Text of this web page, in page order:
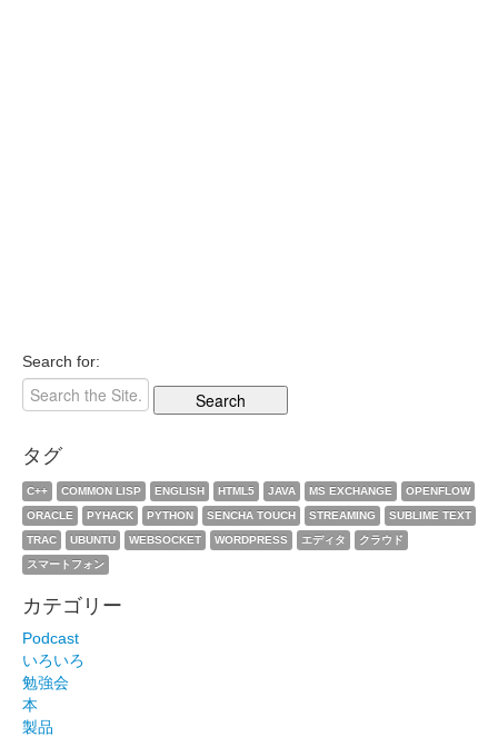
Search for:
タグ
C++ COMMON LISP ENGLISH HTML5 JAVA MS EXCHANGE
OPENFLOW
ORACLE
PYHACK PYTHON SENCHA TOUCH STREAMING
SUBLIME TEXT
TRAC
UBUNTU WEBSOCKET WORDPRESS エディタ
クラウド
スマートフォン
カテゴリー
Podcast
いろいろ
勉強会
本
製品